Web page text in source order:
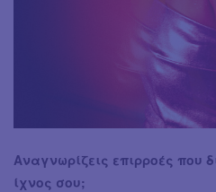
Αναγνωρίζεις επιρροές που
ίχνος σου;